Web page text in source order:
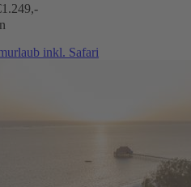
1.249,-
inkl. Safari